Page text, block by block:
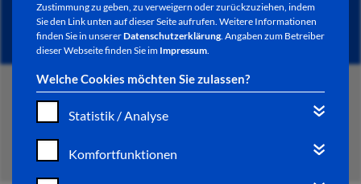
Zustimmung zu geben, zu verweigern oder zurückzuziehen, indem
Sie den Link unten auf dieser Seite aufrufen. Weitere Informationen
finden Sie in unsererDatenschutzerklärung. Angaben zum Betreiber
dieser Webseite finden Sie im Impressum.
Welche Cookies möchten Sie zulassen?
Statistik / Analyse
Komfortfunktionen
START